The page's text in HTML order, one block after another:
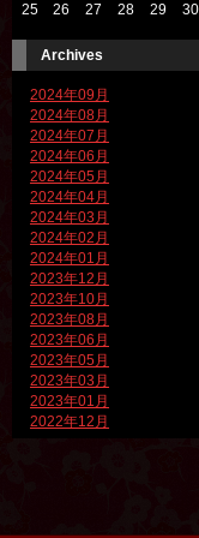
25 26 27 28 29 30
Archives
2024年09月
2024年08月
2024年07月
2024年06月
2024年05月
2024年04月
2024年03月
2024年02月
2024年01月
2023年12月
2023年10月
2023年08月
2023年06月
2023年05月
2023年03月
2023年01月
2022年12月